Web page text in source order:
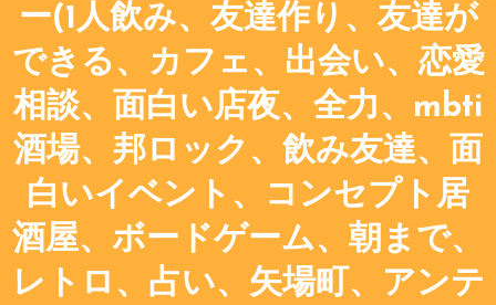
ー(1人飲み、友達作り、友達が
できる、カフェ、出会い、恋愛
相談、面白い店夜、全力、mbti
酒場、邦ロック、飲み友達、面
白いイベント、コンセプト居
酒屋、ボードゲーム、朝まで、
レトロ、占い、矢場町、アンテ